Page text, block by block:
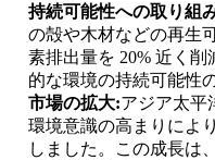
持続可能性への取り組
の殻や木材などの再生
素排出量を 20% 近く
的な環境の持続可能性
市場の拡大:アジア太平
環境意識の高まりによ
しました。この成長は